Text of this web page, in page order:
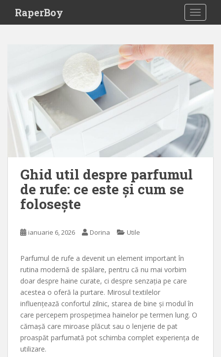
i
RaperBoy
Ghid util despre parfumul
de rufe: ce este și cum se
folosește
ianuarie 6, 2026 Dorina Utile
Parfumul de rufe a devenit un element important în
rutina modernă de spălare, pentru că nu mai vorbim
doar despre haine curate, ci despre senzația pe care
acestea o oferă la purtare. Mirosul textilelor
influențează confortul zilnic, starea de bine și modul în
care percepem prospețimea hainelor pe termen lung. O
cămașă care miroase plăcut sau o lenjerie de pat
proaspăt parfumată pot schimba complet experiența de
utilizare.